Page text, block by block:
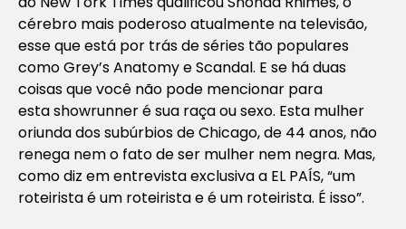
cérebro mais poderoso atualmente na televisão,
esse que está por trás de séries tão populares
comoGrey’s AnatomyeScandal. E se há duas
coisas que você não pode mencionar para
estashowrunneré sua raça ou sexo. Esta mulher
oriunda dos subúrbios de Chicago, de 44 anos, não
renega nem o fato de ser mulher nem negra. Mas,
como diz em entrevista exclusiva a EL PAÍS, “um
roteirista é um roteirista e é um roteirista. É isso”.